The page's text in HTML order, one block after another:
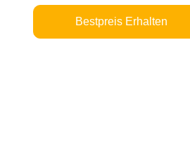
Bestpreis Erhalten